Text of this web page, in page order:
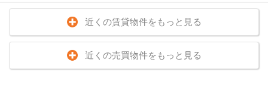
近くの賃貸物件をもっと見る
近くの売買物件をもっと見る